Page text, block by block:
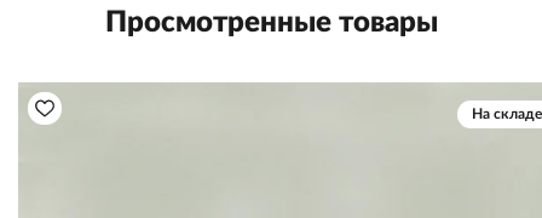
Просмотренные товары
На складе